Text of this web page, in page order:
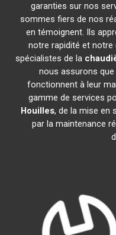
garanties sur nos
sommes fiers de nos
en témoignent. Ils
notre rapidité et
spécialistes de la
nous assurons
fonctionnent à leur
gamme de services
Houilles, de la mise en
par la maintenance